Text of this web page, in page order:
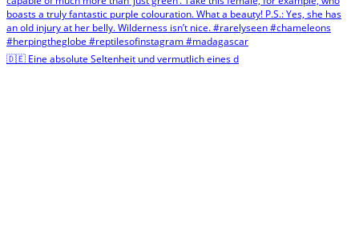
🇩🇪 Eine absolute Seltenheit und vermutlich eines d